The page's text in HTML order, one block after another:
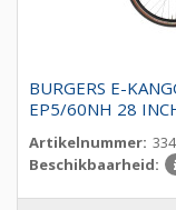
BURGERS E-
EP5/60NH 28
Artikelnummer:
Beschikbaarheid: